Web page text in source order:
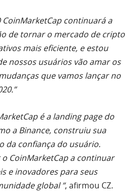
CoinMarketCap continuará a
de tornar o mercado de cripto
mais eficiente, e estou
nossos usuários vão amar os
que vamos lançar no
é a landing page do
a Binance, construiu sua
da confiança do usuário.
CoinMarketCap a continuar
e inovadores para seus
global ”, afirmou CZ.